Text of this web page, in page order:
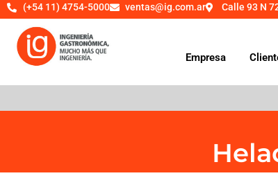
(+54 11) 4754-5000 ventas@ig.com.ar Calle 93 N
Empresa